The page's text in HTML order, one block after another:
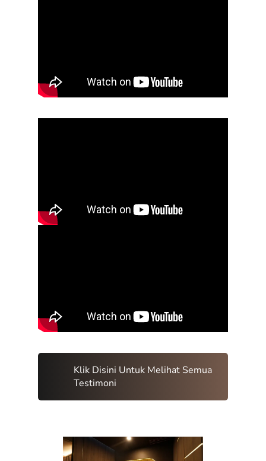
Klik Disini Untuk Melihat Semua
Testimoni